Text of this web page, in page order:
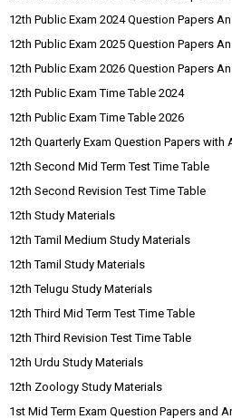
12th Public Exam 2024 Question Papers
12th Public Exam 2025 Question Papers
12th Public Exam 2026 Question Papers
12th Public Exam Time Table 2024
12th Public Exam Time Table 2026
12th Quarterly Exam Question Papers with
12th Second Mid Term Test Time Table
12th Second Revision Test Time Table
12th Study Materials
12th Tamil Medium Study Materials
12th Tamil Study Materials
12th Telugu Study Materials
12th Third Mid Term Test Time Table
12th Third Revision Test Time Table
12th Urdu Study Materials
12th Zoology Study Materials
1st Mid Term Exam Question Papers and